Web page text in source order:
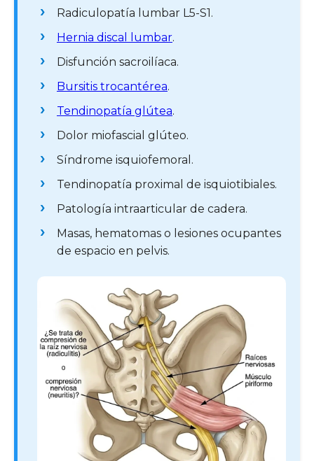
Radiculopatía lumbar L5-S1.
Hernia discal lumbar.
Disfunción sacroilíaca.
Bursitis trocantérea.
Tendinopatía glútea.
Dolor miofascial glúteo.
Síndrome isquiofemoral.
Tendinopatía proximal de isquiotibiales.
Patología intraarticular de cadera.
Masas, hematomas o lesiones ocupantes
de espacio en pelvis.